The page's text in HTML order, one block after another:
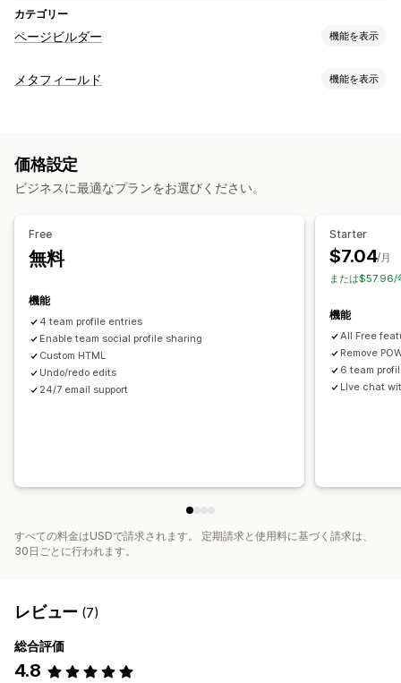
カテゴリー
ページビルダー 機能を表示
ページの種類
編集ツール
メタフィールド 機能を表示
価格設定
ビジネスに最適なプランをお選びください。
Free
無料
機能
4 team profile entries
Enable team social profile sharing
Custom HTML
Undo/redo edits
24/7 email support
Starter
$7.04/月
または$57.96/
機能
All Free
Remove
6 team
LIve chat
すべての料金はUSDで請求されます。 定期請求と使用料に基づく請求は、
30日ごとに行われます。
レビュー (7)
総合評価
4.8